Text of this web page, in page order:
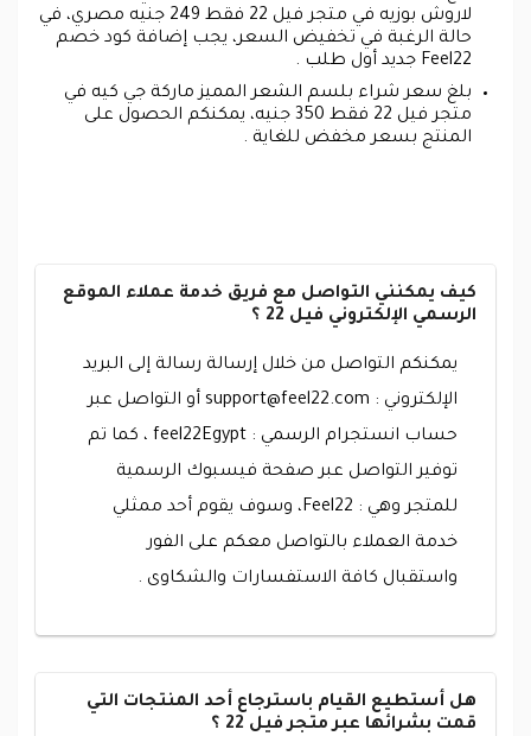
لاروش بوزيه في متجر فيل 22 فقط 249 جنيه مصري، في
حالة الرغبة في تخفيض السعر، يجب إضافة كود خصم
Feel22 جديد أول طلب .
بلغ سعر شراء بلسم الشعر المميز ماركة جي كيه في
متجر فيل 22 فقط 350 جنيه، يمكنكم الحصول على
المنتج بسعر مخفض للغاية .
كيف يمكنني التواصل مع فريق خدمة عملاء الموقع
الرسمي الإلكتروني فيل 22 ؟
يمكنكم التواصل من خلال إرسالة رسالة إلى البريد
الإلكتروني : support@feel22.com أو التواصل عبر
حساب انستجرام الرسمي : feel22Egypt ، كما تم
توفير التواصل عبر صفحة فيسبوك الرسمية
للمتجر وهي : Feel22، وسوف يقوم أحد ممثلي
خدمة العملاء بالتواصل معكم على الفور
واستقبال كافة الاستفسارات والشكاوى .
هل أستطيع القيام باسترجاع أحد المنتجات التي
قمت بشرائها عبر متجر فيل 22 ؟